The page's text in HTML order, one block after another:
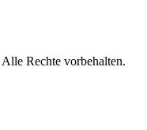
Rechte vorbehalten.